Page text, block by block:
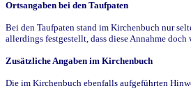
Ortsangaben bei den Taufpaten
Bei den Taufpaten stand im Kirchenbuch nur
allerdings festgestellt, dass diese Annahme
Zusätzliche Angaben im Kirchenbuch
Die im Kirchenbuch ebenfalls aufgeführten